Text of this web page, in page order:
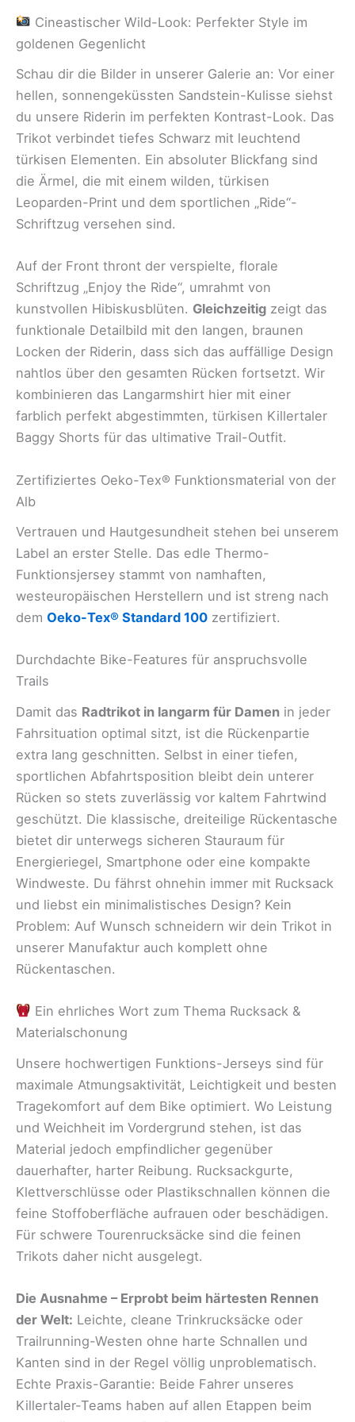
Cineastischer Wild-Look: Perfekter Style im
goldenen Gegenlicht
Schau dir die Bilder in unserer Galerie an: Vor einer
hellen, sonnengeküssten Sandstein-Kulisse siehst
du unsere Riderin im perfekten Kontrast-Look. Das
Trikot verbindet tiefes Schwarz mit leuchtend
türkisen Elementen. Ein absoluter Blickfang sind
die Ärmel, die mit einem wilden, türkisen
Leoparden-Print und dem sportlichen „Ride“-
Schriftzug versehen sind.
Auf der Front thront der verspielte, florale
Schriftzug „Enjoy the Ride“, umrahmt von
kunstvollen Hibiskusblüten. Gleichzeitig zeigt das
funktionale Detailbild mit den langen, braunen
Locken der Riderin, dass sich das auffällige Design
nahtlos über den gesamten Rücken fortsetzt. Wir
kombinieren das Langarmshirt hier mit einer
farblich perfekt abgestimmten, türkisen Killertaler
Baggy Shorts für das ultimative Trail-Outfit.
Zertifiziertes Oeko-Tex® Funktionsmaterial von der
Alb
Vertrauen und Hautgesundheit stehen bei unserem
Label an erster Stelle. Das edle Thermo-
Funktionsjersey stammt von namhaften,
westeuropäischen Herstellern und ist streng nach
dem Oeko-Tex® Standard 100 zertifiziert.
Durchdachte Bike-Features für anspruchsvolle
Trails
Damit das Radtrikot in langarm für Damen in jeder
Fahrsituation optimal sitzt, ist die Rückenpartie
extra lang geschnitten. Selbst in einer tiefen,
sportlichen Abfahrtsposition bleibt dein unterer
Rücken so stets zuverlässig vor kaltem Fahrtwind
geschützt. Die klassische, dreiteilige Rückentasche
bietet dir unterwegs sicheren Stauraum für
Energieriegel, Smartphone oder eine kompakte
Windweste. Du fährst ohnehin immer mit Rucksack
und liebst ein minimalistisches Design? Kein
Problem: Auf Wunsch schneidern wir dein Trikot in
unserer Manufaktur auch komplett ohne
Rückentaschen.
Ein ehrliches Wort zum Thema Rucksack &
Materialschonung
Unsere hochwertigen Funktions-Jerseys sind für
maximale Atmungsaktivität, Leichtigkeit und besten
Tragekomfort auf dem Bike optimiert. Wo Leistung
und Weichheit im Vordergrund stehen, ist das
Material jedoch empfindlicher gegenüber
dauerhafter, harter Reibung. Rucksackgurte,
Klettverschlüsse oder Plastikschnallen können die
feine Stoffoberfläche aufrauen oder beschädigen.
Für schwere Tourenrucksäcke sind die feinen
Trikots daher nicht ausgelegt.
Die Ausnahme – Erprobt beim härtesten Rennen
der Welt: Leichte, cleane Trinkrucksäcke oder
Trailrunning-Westen ohne harte Schnallen und
Kanten sind in der Regel völlig unproblematisch.
Echte Praxis-Garantie: Beide Fahrer unseres
Killertaler-Teams haben auf allen Etappen beim